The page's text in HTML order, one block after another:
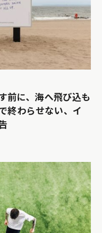
前に、海へ飛び込も
終わらせない、イ